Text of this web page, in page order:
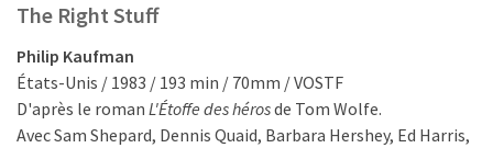
The Right Stuff
Philip Kaufman
États-Unis / 1983 / 193 min / 70mm / VOSTF
D'après le roman L'Étoffe des hérosde Tom Wolfe.
Avec Sam Shepard, Dennis Quaid, Barbara Hershey, Ed Harris,